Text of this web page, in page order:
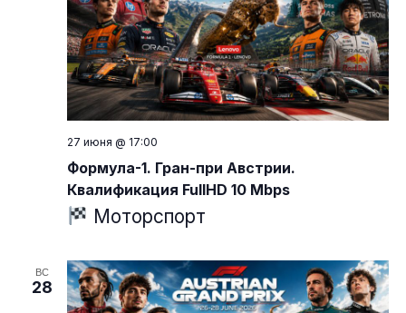
27 июня @ 17:00
Формула-1. Гран-при Австрии.
Квалификация FullHD 10 Mbps
Моторспорт
ВС
28